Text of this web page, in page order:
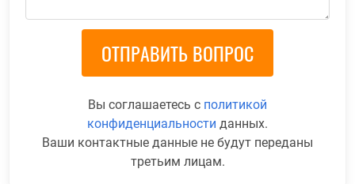
Вы соглашаетесь с политикой
конфиденциальности данных.
Ваши контактные данные не будут переданы
третьим лицам.